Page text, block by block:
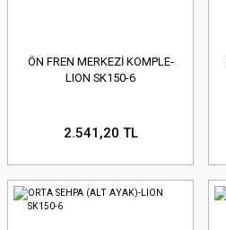
ÖN FREN MERKEZİ KOMPLE-
LION SK150-6
2.541,20 TL